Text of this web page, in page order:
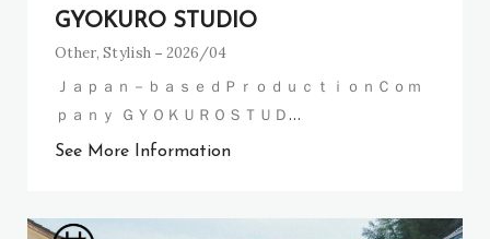
GYOKURO STUDIO
Other,Stylish 2026/04
Ｊａｐａｎ－ｂａｓｅｄＰｒｏｄｕｃｔｉｏｎＣｏｍ
ｐａｎｙ ＧＹＯＫＵＲＯＳＴＵＤ …
See More Information